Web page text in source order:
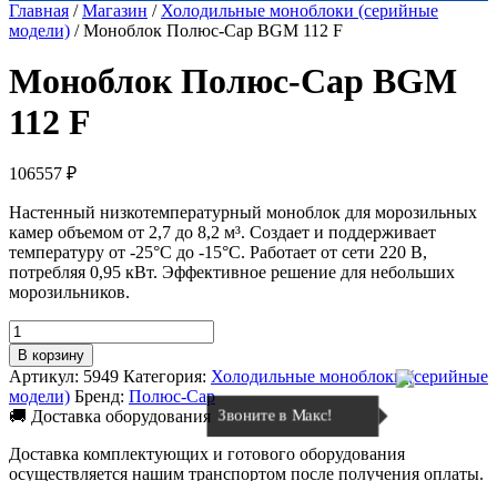
Главная /Магазин / Холодильные моноблоки (серийные
модели) / Моноблок Полюс-Сар BGM 112 F
Моноблок Полюс-Сар BGM
112 F
106557 ₽
Настенный низкотемпературный моноблок для морозильных
камер объемом от 2,7 до 8,2 м³. Создает и поддерживает
температуру от -25°C до -15°C. Работает от сети 220 В,
потребляя 0,95 кВт. Эффективное решение для небольших
морозильников.
Количество
товара
Моноблок
Полюс-
Сар
BGM
112
F
В корзину
Артикул: 5949 Категория: Холодильные моноблоки (серийные
модели) Бренд: Полюс-Сар
🚚 Доставка оборудования
Доставка комплектующих и готового оборудования
осуществляется нашим транспортом после получения оплаты.
Звоните в Макс!